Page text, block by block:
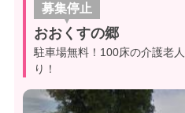
募集停止
おおくすの郷
駐車場無料！100床の介護老
り！